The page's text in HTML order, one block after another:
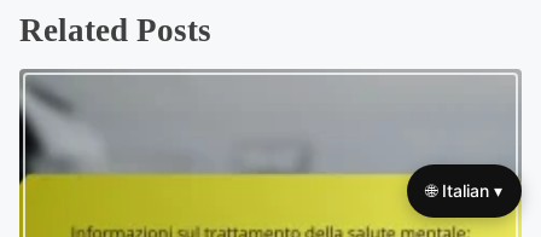
t
s
n
a
Related Posts
🌐 Italian ▾